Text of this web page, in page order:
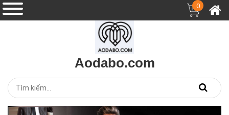
0
Aodabo.com